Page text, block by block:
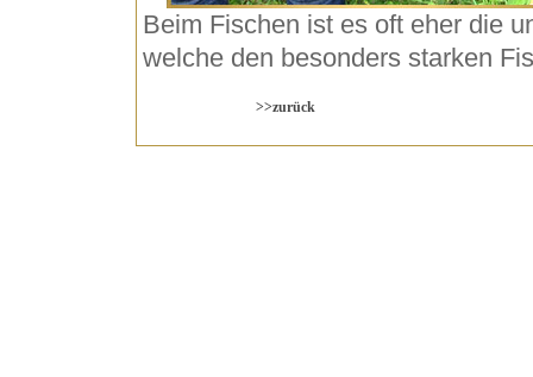
Beim Fischen ist es oft eher die
welche den besonders starken
>>zurück